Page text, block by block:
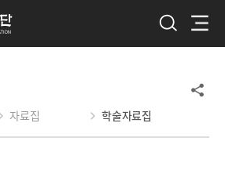
자료집 학술자료집